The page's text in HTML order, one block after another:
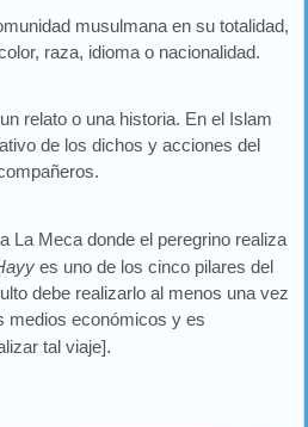
musulmana en su totalidad,
raza, idioma o nacionalidad.
relato o una historia. En el Islam
de los dichos y acciones del
La Meca donde el peregrino realiza
es uno de los cinco pilares del
debe realizarlo al menos una vez
medios económicos y es
tal viaje].